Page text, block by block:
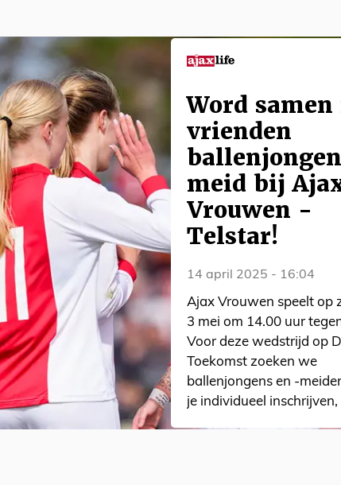
Word
vrienden
meid bij
Vrouwen -
Telstar!
14 april 2025 - 16:04
Ajax Vrouwen speelt op
3 mei om 14.00 uur
Voor deze wedstrijd op
Toekomst zoeken we
ballenjongens en -
je individueel inschrijven,